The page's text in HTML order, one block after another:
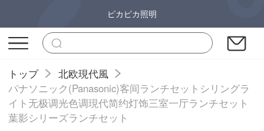
ピカピカ照明
トップ
北欧現代風
パナソニック(Panasonic)客间ランチセットシリングラ
イト无极调光色调現代简约灯饰三室一厅ランチセット
葉影シリーズランチセット